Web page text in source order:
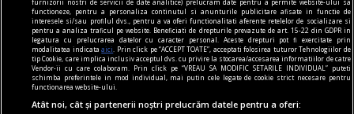
poemul săptămînii
dragostea, regim urban
functioneze, pentru a personaliza continutul si anunturile publicitare afisate in functie de
interesele si/sau profilul dvs., pentru a va oferi functionalitati aferente retelelor de socializare si
pentru a analiza traficul pe website. Beneficiati de drepturile prevazute de art. 15-22 din GDPR in
legatura cu prelucrarea datelor cu caracter personal. Aceste drepturi pot fi exercitate prin
modalitatea indicataaici
. Prin click pe “ACCEPT TOATE”, acceptati folosirea tuturor Tehnologiilor de
tip Cookie, care implica inclusiv acceptul dvs. cu privire la stocarea/accesarea informatiilor de catre
Vendor-ii cu care colaboram. Prin click pe “VREAU SA MODIFIC SETARILE INDIVIDUAL” puteti
schimba preferintele in mod individual, mai putin cele legate de cookie strict necesare pentru
functionarea website-ului.
Atât noi, cât și partenerii noștri prelucrăm datele pentru a oferi: